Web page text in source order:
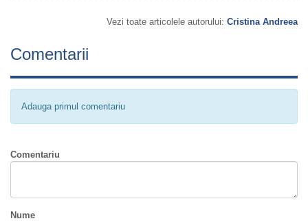
Vezi toate articolele autorului: Cristina Andreea
Comentarii
Adauga primul comentariu
Comentariu
Nume